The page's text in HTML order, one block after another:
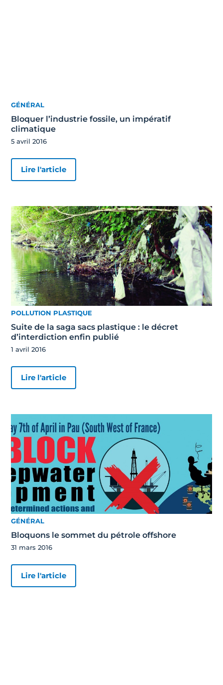
GÉNÉRAL
Bloquer l’industrie fossile, un impératif
climatique
5 avril 2016
Lire l'article
POLLUTION PLASTIQUE
Suite de la saga sacs plastique : le décret
d’interdiction enfin publié
1 avril 2016
Lire l'article
GÉNÉRAL
Bloquons le sommet du pétrole offshore
31 mars 2016
Lire l'article